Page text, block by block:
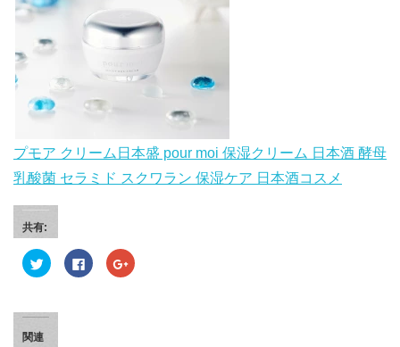
プモア クリーム日本盛 pour moi 保湿クリーム 日本酒 酵母
乳酸菌 セラミド スクワラン 保湿ケア 日本酒コスメ
共有:
ク
リ
て
F
a
ク
リ
関連